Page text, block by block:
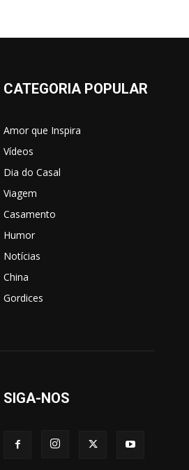
CATEGORIA POPULAR
Amor que Inspira
Vídeos
Dia do Casal
Viagem
Casamento
Humor
Notícias
China
Gordices
SIGA-NOS